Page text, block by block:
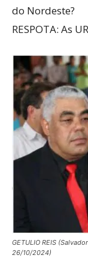
do Nordeste?
RESPOTA: As
GETULIO REIS
26/10/2024)